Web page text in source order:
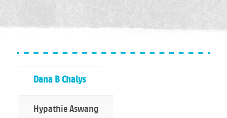
Dana B Chalys
Hypathie Aswang